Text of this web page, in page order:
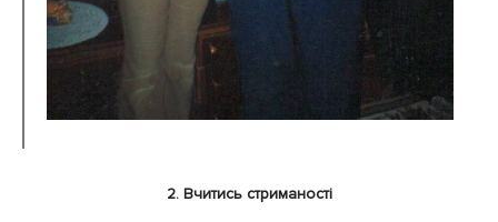
2. Вчитись стриманості